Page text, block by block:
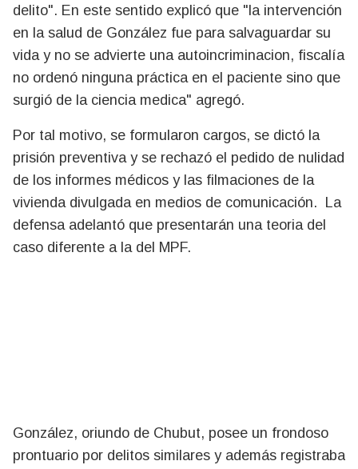
delito". En este sentido explicó que "la intervención
en la salud de González fue para salvaguardar su
vida y no se advierte una autoincriminacion, fiscalía
no ordenó ninguna práctica en el paciente sino que
surgió de la ciencia medica" agregó.
Por tal motivo, se formularon cargos, se dictó la
prisión preventiva y se rechazó el pedido de nulidad
de los informes médicos y las filmaciones de la
vivienda divulgada en medios de comunicación. La
defensa adelantó que presentarán una teoria del
caso diferente a la del MPF.
González, oriundo de Chubut, posee un frondoso
prontuario por delitos similares y además registraba